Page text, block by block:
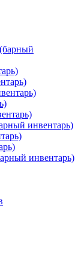
инвентарь)
инвентарь)